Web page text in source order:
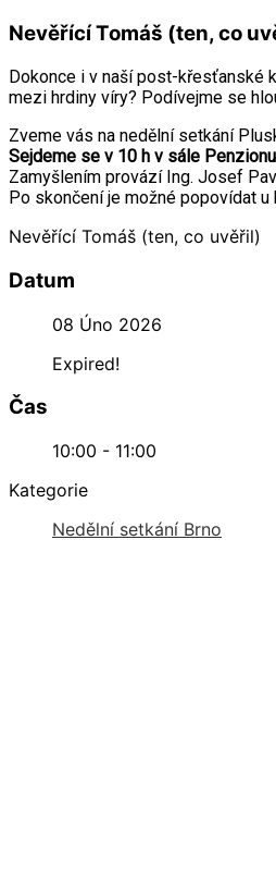
Nevěřící Tomáš (ten, co
Dokonce i v naší post-křesťanské
mezi hrdiny víry? Podívejme se
Zveme vás na nedělní setkání
Sejdeme se v 10 h v sále
Zamyšlením provází Ing. Josef
Po skončení je možné popovídat
Nevěřící Tomáš (ten, co uvěřil)
Datum
08 Úno 2026
Expired!
Čas
10:00 - 11:00
Kategorie
Nedělní setkání Brno